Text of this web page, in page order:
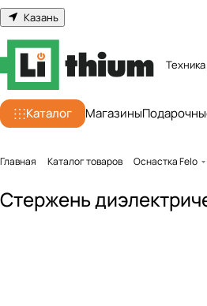
Казань
Каталог Магазины
Главная Каталог товаров Оснастка Felo
Стержень